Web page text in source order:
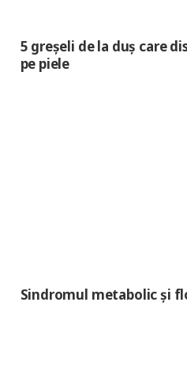
5 greșeli de la duș care
pe piele
Sindromul metabolic și